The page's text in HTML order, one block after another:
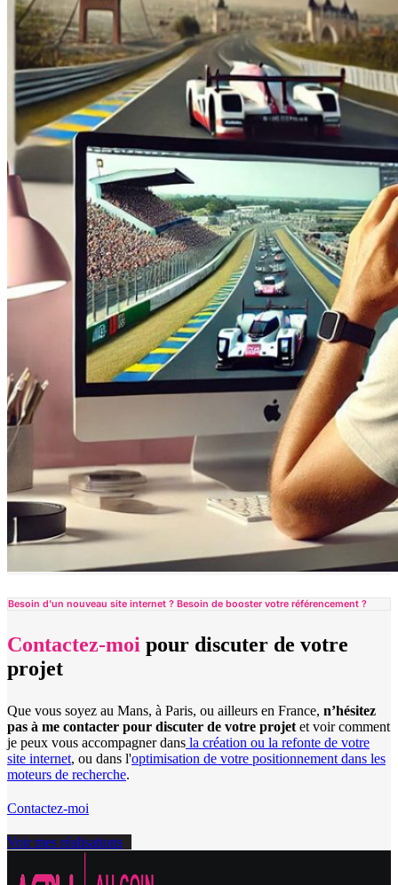
Besoin d'un nouveau site internet ? Besoin de booster votre référencement ?
Contactez-moi pour discuter de votre
projet
Que vous soyez au Mans, à Paris, ou ailleurs en France, n’hésitez
pas à me contacter pour discuter de votre projet et voir comment
je peux vous accompagner dans la création ou la refonte de votre
site internet, ou dans l'optimisation de votre positionnement dans les
moteurs de recherche.
Contactez-moi
Voir mes réalisations